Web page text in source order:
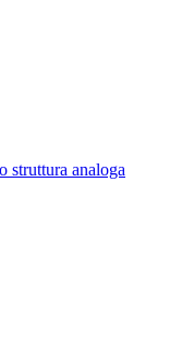
struttura analoga